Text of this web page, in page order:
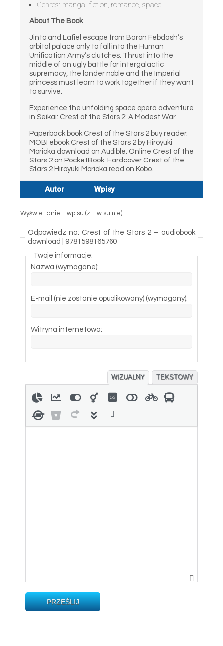
Genres: manga, fiction, romance, space
About The Book
Jinto and Lafiel escape from Baron Febdash’s
orbital palace only to fall into the Human
Unification Army’s clutches. Thrust into the
middle of an ugly battle for intergalactic
supremacy, the lander noble and the Imperial
princess must learn to work together if they want
to survive.
Experience the unfolding space opera adventure
in Seikai: Crest of the Stars 2: A Modest War.
Paperback book Crest of the Stars 2 buy reader.
MOBI ebook Crest of the Stars 2 by Hiroyuki
Morioka download on Audible. Online Crest of the
Stars 2 on PocketBook. Hardcover Crest of the
Stars 2 Hiroyuki Morioka read on Kobo.
Autor Wpisy
Wyświetlanie 1 wpisu (z 1 w sumie)
Odpowiedz na: Crest of the Stars 2 – audiobook
download | 9781598165760
Twoje informacje:
Nazwa (wymagane):
E-mail (nie zostanie opublikowany) (wymagany):
Witryna internetowa:
WIZUALNY TEKSTOWY
PRZEŚLIJ